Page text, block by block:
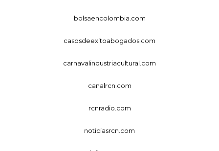
bolsaencolombia.com
casosdeexitoabogados.com
carnavalindustriacultural.com
canalrcn.com
rcnradio.com
noticiasrcn.com